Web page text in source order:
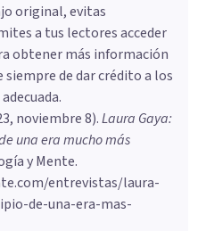
original, evitas
a tus lectores acceder
obtener más información
de dar crédito a los
noviembre 8).Laura Gaya:
una era mucho más
y Mente.
entrevistas/laura-
de-una-era-mas-